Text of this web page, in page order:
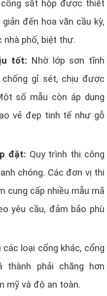
sắt hộp được thiết
đến hoa văn cầu kỳ,
nhà phố, biệt thự.
tốt: Nhờ lớp sơn tĩnh
gỉ sét, chịu được
số mẫu còn áp dụng
vẻ đẹp tinh tế như gỗ
đặt: Quy trình thi công
chóng. Các đơn vị thi
cung cấp nhiều mẫu mã
yêu cầu, đảm bảo phù
các loại cổng khác, cổng
phải chăng hơn
mỹ và độ an toàn.